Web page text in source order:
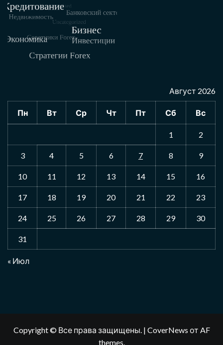
Август 2026
Пн Вт Ср Чт Пт Сб Вс
1 2
3 4 5 6 7 8 9
10 11 12 13 14 15 16
17 18 19 20 21 22 23
24 25 26 27 28 29 30
31
« Июл
Copyright © Все права защищены. | CoverNews от AF
themes.